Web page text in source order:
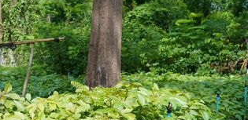
15.040(07-08-